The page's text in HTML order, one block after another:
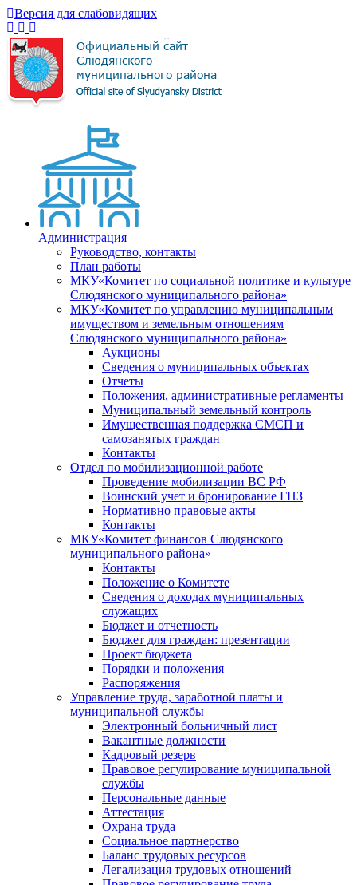
Версия для слабовидящих
Администрация
Руководство, контакты
План работы
МКУ«Комитет по социальной политике и культуре
Слюдянского муниципального района»
МКУ«Комитет по управлению муниципальным
имуществом и земельным отношениям
Слюдянского муниципального района»
Аукционы
Сведения о муниципальных объектах
Отчеты
Положения, административные регламенты
Муниципальный земельный контроль
Имущественная поддержка СМСП и
самозанятых граждан
Контакты
Отдел по мобилизационной работе
Проведение мобилизации ВС РФ
Воинский учет и бронирование ГПЗ
Нормативно правовые акты
Контакты
МКУ«Комитет финансов Слюдянского
муниципального района»
Контакты
Положение о Комитете
Сведения о доходах муниципальных
служащих
Бюджет и отчетность
Бюджет для граждан: презентации
Проект бюджета
Порядки и положения
Распоряжения
Управление труда, заработной платы и
муниципальной службы
Электронный больничный лист
Вакантные должности
Кадровый резерв
Правовое регулирование муниципальной
службы
Персональные данные
Аттестация
Охрана труда
Социальное партнерство
Баланс трудовых ресурсов
Легализация трудовых отношений